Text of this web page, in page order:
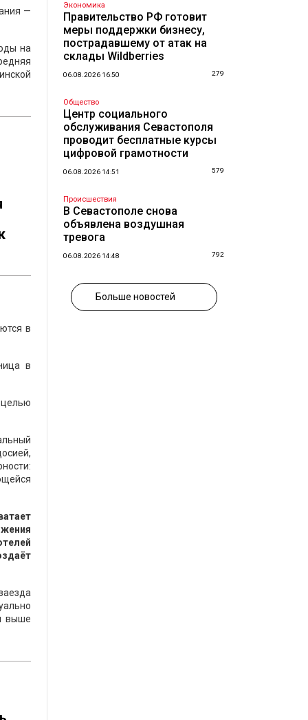
—
на
в
в
выше
Экономика
Правительство РФ готовит
меры поддержки бизнесу,
пострадавшему от атак на
склады Wildberries
06.08.2026 16:50 279
Общество
Центр социального
обслуживания Севастополя
проводит бесплатные курсы
цифровой грамотности
06.08.2026 14:51 579
Происшествия
В Севастополе снова
объявлена воздушная
тревога
06.08.2026 14:48 792
Больше новостей